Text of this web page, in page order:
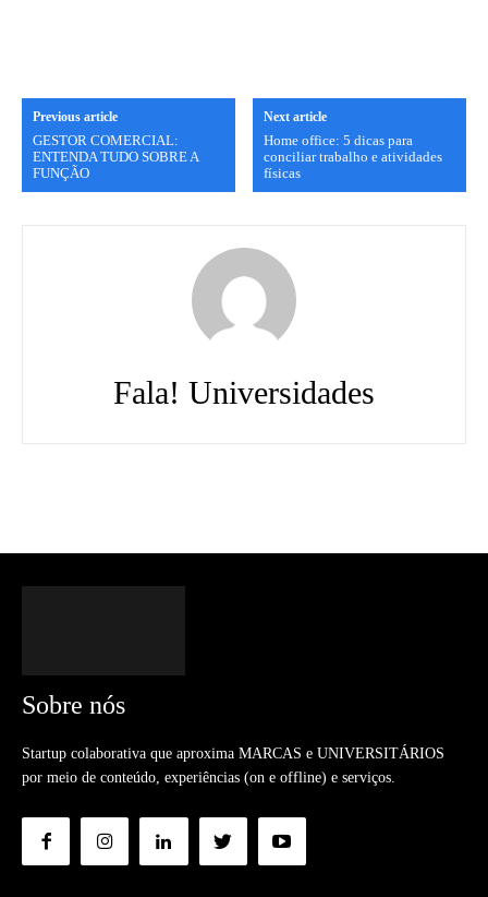
Previous article
GESTOR COMERCIAL:
ENTENDA TUDO SOBRE A
FUNÇÃO
Next article
Home office: 5 dicas para
conciliar trabalho e atividades
físicas
Fala! Universidades
Sobre nós
Startup colaborativa que aproxima MARCAS e UNIVERSITÁRIOS
por meio de conteúdo, experiências (on e offline) e serviços.